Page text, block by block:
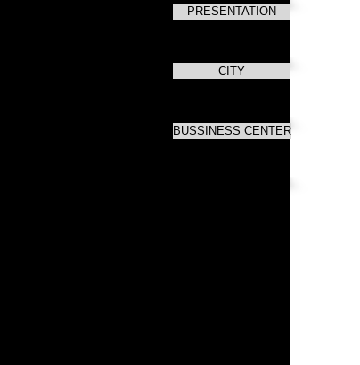
PRESENTATION
CITY
BUSSINESS CENTER